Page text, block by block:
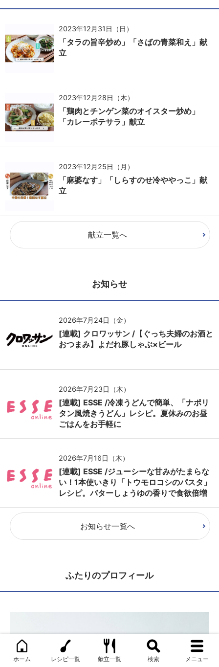
2023年12月31日（日）
「タラの旨辛炒め」「さばの青菜和え」献
立
2023年12月28日（木）
「鶏肉とチンゲン菜のオイスター炒め」
「カレーポテサラ」献立
2023年12月25日（月）
「麻婆なす」「しらすのせ冷ややっこ」献
立
献立一覧へ
お知らせ
2026年7月24日（金）
[連載] クロワッサン /【ぐっち夫婦のお酒と
おつまみ】よだれ豚しゃぶ×ビール
2026年7月23日（木）
[連載] ESSE /冷凍うどんで簡単、「ナポリ
タン風焼きうどん」レシピ。夏休みのお昼
ごはんをお手軽に
2026年7月16日（木）
[連載] ESSE /ジューシーな甘みがたまらな
い！1本使いきり「トウモロコシのパスタ」
レシピ。バターしょうゆの香りで食欲倍増
お知らせ一覧へ
ふたりのプロフィール
ホーム レシピ一覧 献立一覧 検索 メニュー